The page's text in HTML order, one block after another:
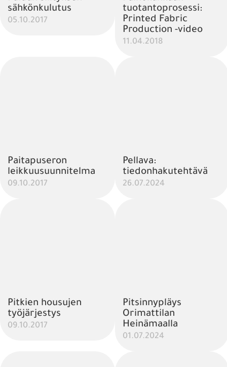
sähkönkulutus
05.10.2017
tuotantoprosessi:
Printed Fabric
Production -video
11.04.2018
Paitapuseron
leikkuusuunnitelma
09.10.2017
Pellava:
tiedonhakutehtävä
26.07.2024
Pitkien housujen
työjärjestys
09.10.2017
Pitsinnypläys
Orimattilan
Heinämaalla
01.07.2024